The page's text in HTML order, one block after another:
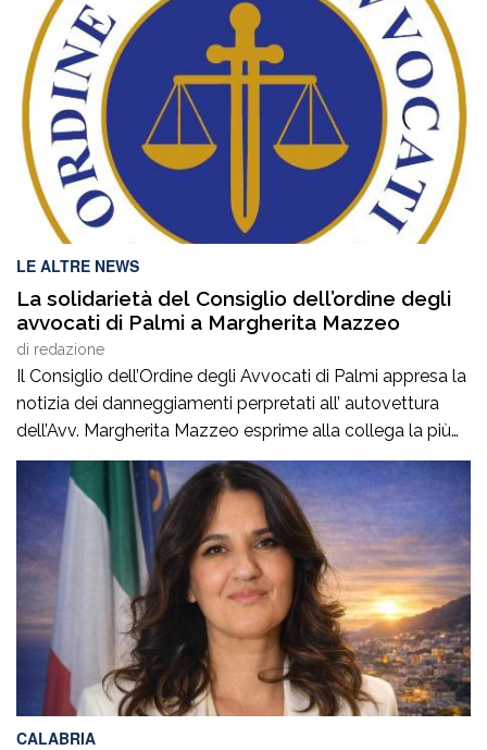
pronuncia, dichiarando di non avere la competenza per
esprimersi. Dall’altro lato, lo stesso ministro Schillaci,
interrogato sul tema, dichiara di […]
LE ALTRE NEWS
La solidarietà del Consiglio dell’ordine degli
avvocati di Palmi a Margherita Mazzeo
di redazione
Il Consiglio dell’Ordine degli Avvocati di Palmi appresa la
notizia dei danneggiamenti perpretati all’ autovettura
dell’Avv. Margherita Mazzeo esprime alla collega la più
sincera vicinanza.Questo atto vandalico inaccettabile,
rappresenta un’aggressione non solo alla sua proprietà
ed alla sua persona, na anche alla nostra professione.In
questo momento delicato per la collega, certi di
interpretare il pensiero […]
CALABRIA